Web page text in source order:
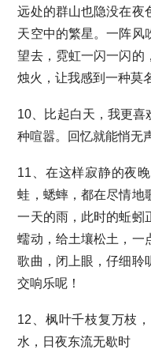
远处的群山也隐没在夜
天空中的繁星。一阵风
望去，霓虹一闪一闪的
烛火，让我感到一种莫
10、比起白天，我更喜
种喧嚣。回忆就能悄无
11、在这样寂静的夜
蛙，蟋蟀，都在尽情地
一天的雨，此时的蚯蚓
蠕动，给土壤松土，一
歌曲，闭上眼，仔细聆
交响乐呢！
12、枫叶千枝复万枝
水，日夜东流无歇时